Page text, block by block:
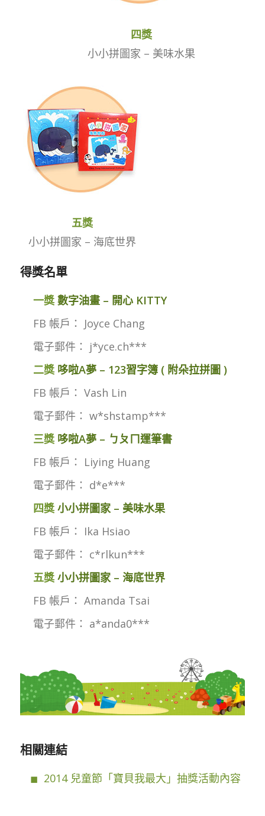
四獎
小小拼圖家 – 美味水果
五獎
小小拼圖家 – 海底世界
得獎名單
一獎數字油畫 – 開心 KITTY
FB 帳戶： Joyce Chang
電子郵件： j*yce.ch***
二獎哆啦A夢 – 123習字簿 ( 附朵拉拼圖 )
FB 帳戶： Vash Lin
電子郵件： w*shstamp***
三獎哆啦A夢 – ㄅㄆㄇ運筆書
FB 帳戶： Liying Huang
電子郵件： d*e***
四獎小小拼圖家 – 美味水果
FB 帳戶： Ika Hsiao
電子郵件： c*rlkun***
五獎小小拼圖家 – 海底世界
FB 帳戶： Amanda Tsai
電子郵件： a*anda0***
相關連結
2014 兒童節「寶貝我最大」抽獎活動內容